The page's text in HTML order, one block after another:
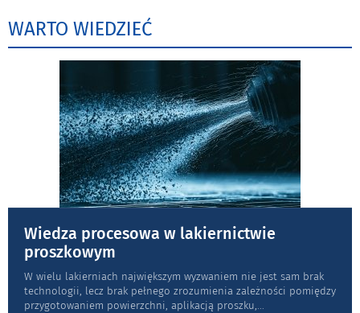
WARTO WIEDZIEĆ
Wiedza procesowa w lakiernictwie
proszkowym
W wielu lakierniach największym wyzwaniem nie jest sam brak
technologii, lecz brak pełnego zrozumienia zależności pomiędzy
przygotowaniem powierzchni, aplikacją proszku,...